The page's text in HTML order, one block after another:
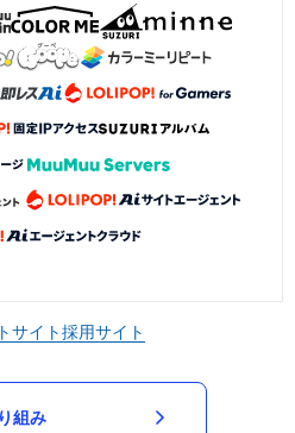
サイト採用サイト
組み